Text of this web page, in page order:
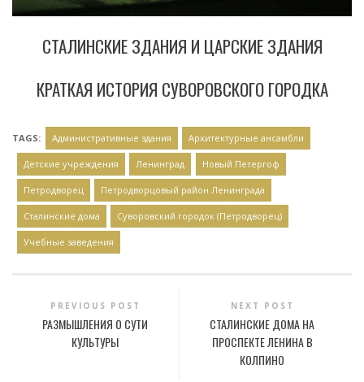
СТАЛИНСКИЕ ЗДАНИЯ И ЦАРСКИЕ ЗДАНИЯ
КРАТКАЯ ИСТОРИЯ СУВОРОВСКОГО ГОРОДКА
TAGS: Административные здания Архитектурные ансамбли
Детские учреждения Ленинград Новый Петергоф
Петродворец Петродворцовый район Ленинграда
Сталинские дома Суворовский городок (Петродворец)
Учебные заведения
PREVIOUS POST
РАЗМЫШЛЕНИЯ О СУТИ
КУЛЬТУРЫ
NEXT POST
СТАЛИНСКИЕ ДОМА НА
ПРОСПЕКТЕ ЛЕНИНА В
КОЛПИНО